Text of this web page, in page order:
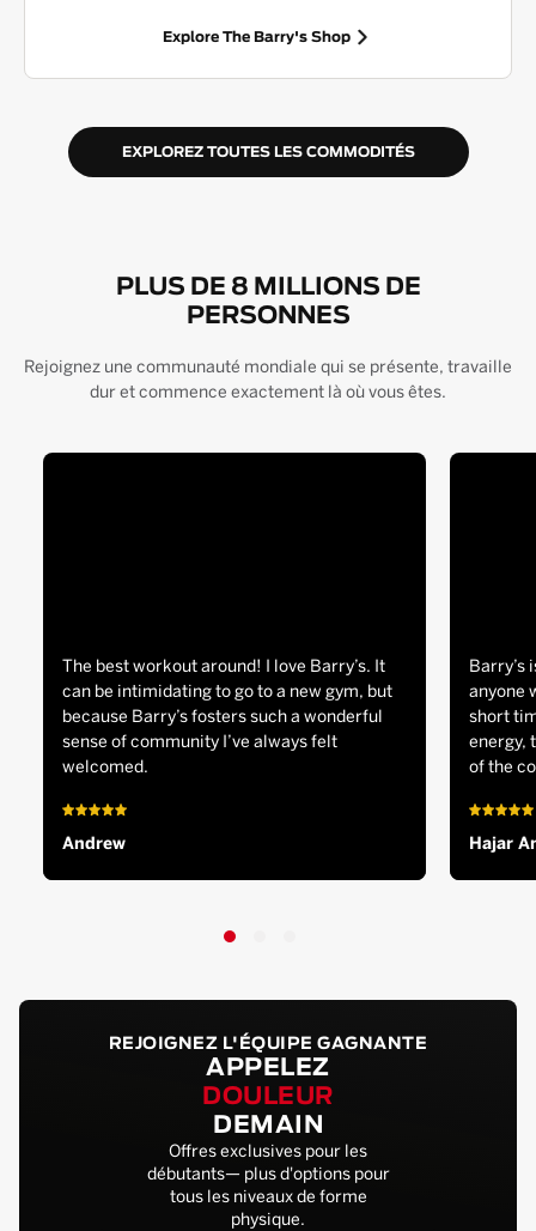
Explore The Barry's Shop
EXPLOREZ TOUTES LES COMMODITÉS
PLUS DE 8 MILLIONS DE
PERSONNES
Rejoignez une communauté mondiale qui se présente, travaille
dur et commence exactement là où vous êtes.
The best workout around! I love Barry’s. It
can be intimidating to go to a new gym, but
because Barry’s fosters such a wonderful
sense of community I’ve always felt
welcomed.
Andrew
Barry’s
anyone
short
energy,
of the
Hajar
REJOIGNEZ L'ÉQUIPE GAGNANTE
APPELEZ
DOULEUR
DEMAIN
Offres exclusives pour les
débutants— plus d'options pour
tous les niveaux de forme
physique.